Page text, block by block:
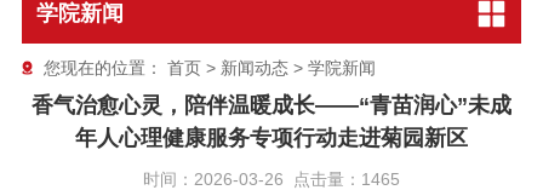
学院新闻
您现在的位置： 首页> 新闻动态> 学院新闻
香气治愈心灵，陪伴温暖成长——“青苗润心”未成
年人心理健康服务专项行动走进菊园新区
时间：2026-03-26 点击量：1465